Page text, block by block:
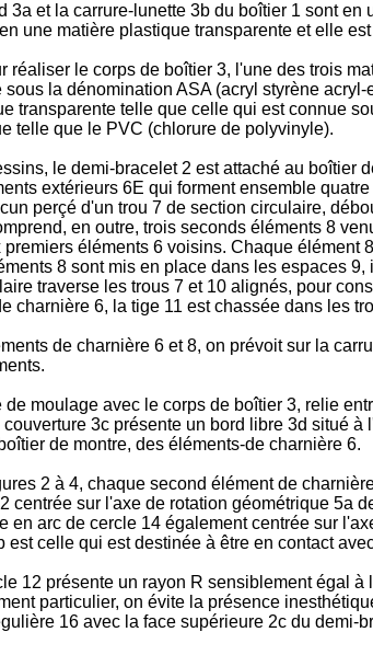
3a et la carrure-lunette 3b du boîtier 1 sont
une matière plastique transparente et elle
réaliser le corps de boîtier 3, l'une des trois
la dénomination ASA (acryl styrène
transparente telle que celle qui est connue
telle que le PVC (chlorure de polyvinyle).
le demi-bracelet 2 est attaché au
extérieurs 6E qui forment ensemble
perçé d'un trou 7 de section circulaire,
en outre, trois seconds éléments 8
éléments 6 voisins. Chaque
8 sont mis en place dans les espaces
traverse les trous 7 et 10 alignés, pour
charnière 6, la tige 11 est chassée dans les
de charnière 6 et 8, on prévoit sur la
de moulage avec le corps de boîtier 3, relie
3c présente un bord libre 3d situé
de montre, des éléments-de charnière 6.
2 à 4, chaque second élément de
centrée sur l'axe de rotation géométrique
en arc de cercle 14 également centrée sur
celle qui est destinée à être en contact
12 présente un rayon R sensiblement égal
particulier, on évite la présence
16 avec la face supérieure 2c du